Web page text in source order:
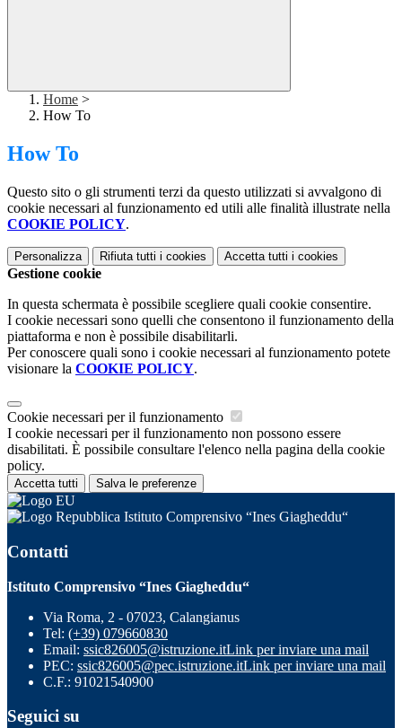
Home >
How To
How To
Questo sito o gli strumenti terzi da questo utilizzati si avvalgono di
cookie necessari al funzionamento ed utili alle finalità illustrate nella
COOKIE POLICY.
Personalizza Rifiuta tutti i cookies Accetta tutti i cookies
Gestione cookie
In questa schermata è possibile scegliere quali cookie consentire.
I cookie necessari sono quelli che consentono il funzionamento della
piattaforma e non è possibile disabilitarli.
Per conoscere quali sono i cookie necessari al funzionamento potete
visionare la COOKIE POLICY.
Cookie necessari per il funzionamento
I cookie necessari per il funzionamento non possono essere
disabilitati. È possibile consultare l'elenco nella pagina della cookie
policy.
Accetta tutti Salva le preferenze
Istituto Comprensivo “Ines Giagheddu“
Contatti
Istituto Comprensivo “Ines Giagheddu“
Via Roma, 2 - 07023, Calangianus
Tel: (+39) 079660830
Email: ssic826005@istruzione.itLink per inviare una mail
PEC: ssic826005@pec.istruzione.itLink per inviare una mail
C.F.: 91021540900
Seguici su